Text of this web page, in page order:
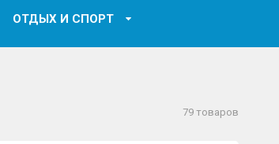
ОТДЫХ И СПОРТ
79 товаров